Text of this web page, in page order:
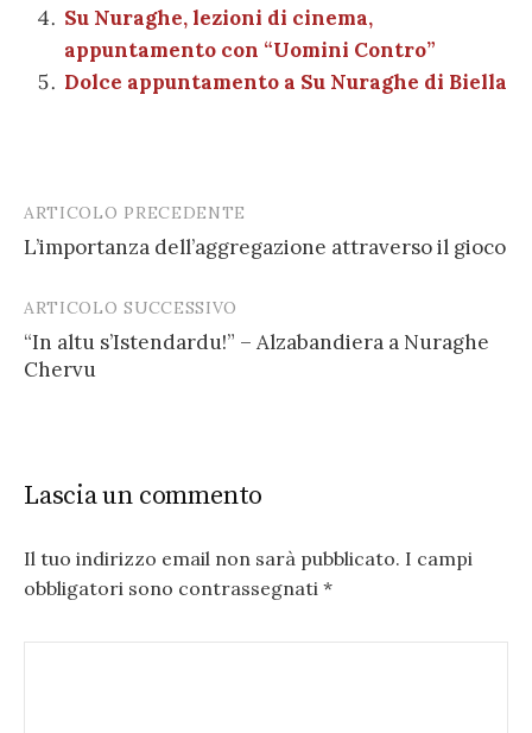
Su Nuraghe, lezioni di cinema,
appuntamento con “Uomini Contro”
Dolce appuntamento a Su Nuraghe di Biella
Post
navigation
ARTICOLO PRECEDENTE
L’importanza dell’aggregazione attraverso il gioco
ARTICOLO SUCCESSIVO
“In altu s’Istendardu!” – Alzabandiera a Nuraghe
Chervu
Lascia un commento
Il tuo indirizzo email non sarà pubblicato. I campi
obbligatori sono contrassegnati *